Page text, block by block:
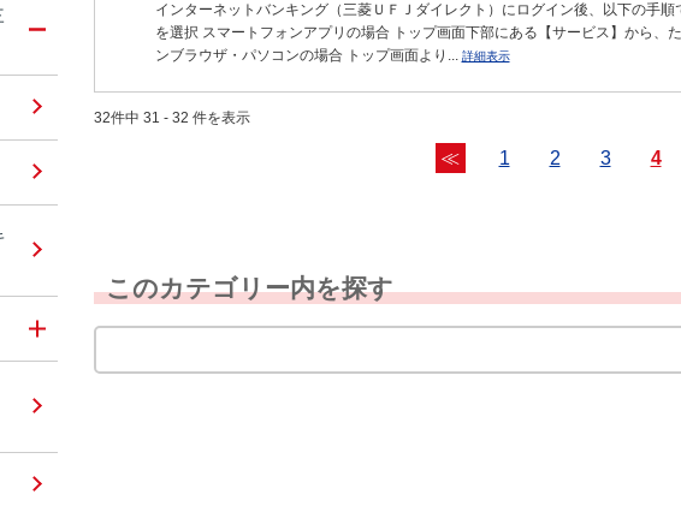
インターネットバンキング（三菱ＵＦＪダイレクト）にログイン後、以下の手
を選択 スマートフォンアプリの場合 トップ画面下部にある【サービス】から、
ンブラウザ・パソコンの場合 トップ画面より... 詳細表示
32件中 31 - 32 件を表示
≪ 1 2 3 4
このカテゴリー内を探す